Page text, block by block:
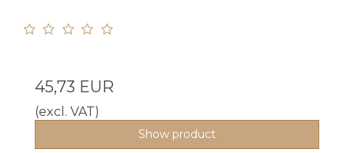
45,73 EUR
(excl. VAT)
Show product